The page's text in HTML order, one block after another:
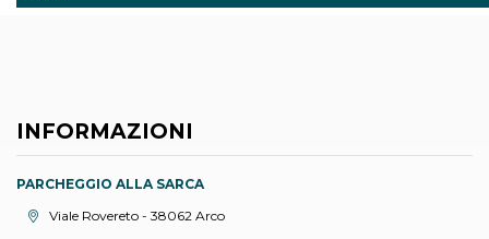
INFORMAZIONI
PARCHEGGIO ALLA SARCA
Località:Viale Rovereto - 38062 Arco